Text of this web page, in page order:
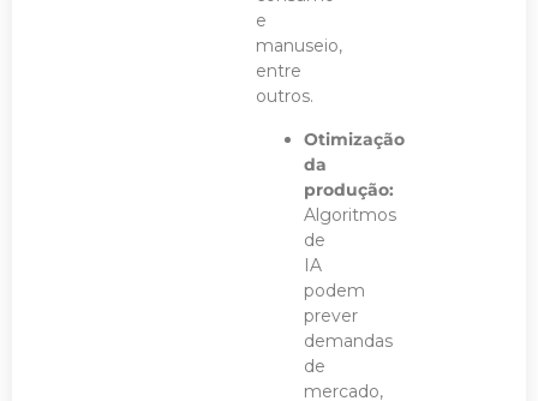
e
manuseio,
entre
outros.
Otimização
da
produção:
Algoritmos
de
IA
podem
prever
demandas
de
mercado,